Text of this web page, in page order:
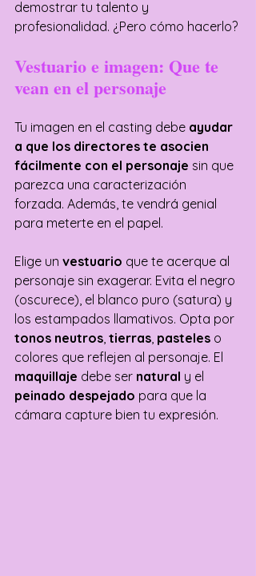
demostrar tu talento y
profesionalidad. ¿Pero cómo hacerlo?
Vestuario e imagen: Que te
vean en el personaje
Tu imagen en el casting debe ayudar
a que los directores te asocien
fácilmente con el personaje sin que
parezca una caracterización
forzada. Además, te vendrá genial
para meterte en el papel.
Elige un vestuario que te acerque al
personaje sin exagerar. Evita el negro
(oscurece), el blanco puro (satura) y
los estampados llamativos. Opta por
tonos neutros tierras pasteles o
colores que reflejen al personaje. El
maquillaje debe ser natural y el
peinado despejado para que la
cámara capture bien tu expresión.